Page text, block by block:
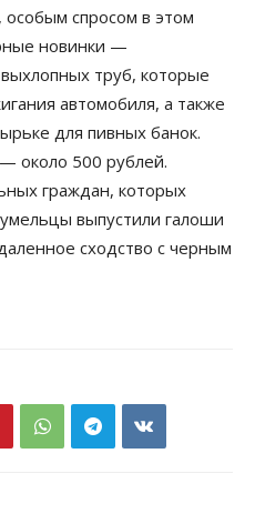
особым спросом в этом
новинки —
труб, которые
автомобиля, а также
для пивных банок.
около 500 рублей.
граждан, которых
выпустили галоши
сходство с черным